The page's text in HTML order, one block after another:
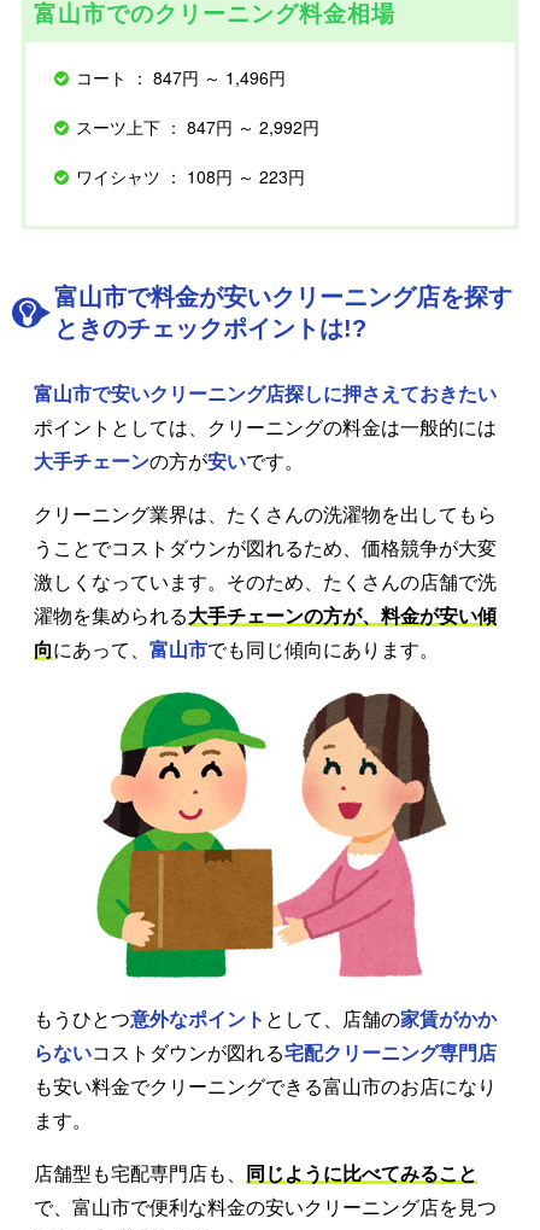
富山市でのクリーニング料金相場
コート ： 847円 ～ 1,496円
スーツ上下 ： 847円 ～ 2,992円
ワイシャツ ： 108円 ～ 223円
富山市で料金が安いクリーニング店を探す
ときのチェックポイントは!?
富山市で安いクリーニング店探しに押さえておきたい
ポイントとしては、クリーニングの料金は一般的には
大手チェーンの方が安いです。
クリーニング業界は、たくさんの洗濯物を出してもら
うことでコストダウンが図れるため、価格競争が大変
激しくなっています。そのため、たくさんの店舗で洗
濯物を集められる大手チェーンの方が、料金が安い傾
向にあって、 富山市でも同じ傾向にあります。
もうひとつ意外なポイント として、店舗の家賃がかか
らないコストダウンが図れる宅配クリーニング専門店
も安い料金でクリーニングできる富山市のお店になり
ます。
店舗型も宅配専門店も、
同じように比べてみること
で、富山市で便利な料金の安いクリーニング店を見つ